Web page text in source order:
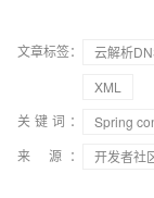
文章标签： 云解析
XML
关键词：
Spring
来 源：
开发者社